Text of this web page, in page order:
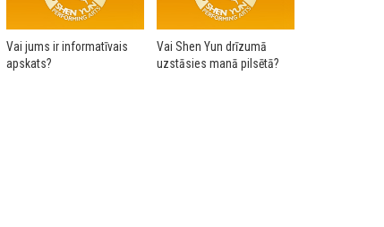
Vai jums ir informatīvais
apskats?
Vai Shen Yun drīzumā
uzstāsies manā pilsētā?